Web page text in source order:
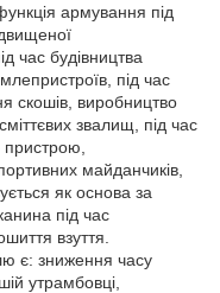
армування під
час будівництва
під час
скошів, виробництво
звалищ, під час
майданчиків,
як основа за
під час
взуття.
є: зниження часу
утрамбовці,